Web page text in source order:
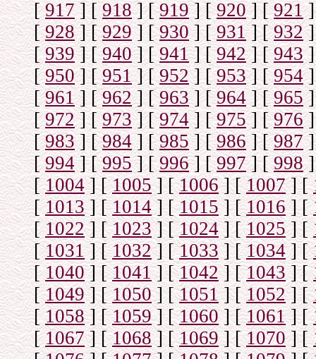
[917] [918] [919] [920] [921]
[928] [929] [930] [931] [932]
[ 939] [940] [941] [942] [943]
[950] [951] [952] [953] [954]
[961] [962] [963] [964] [965]
[972] [973] [974] [975] [976]
[983] [984] [985] [986] [987]
[994] [995] [996] [997] [998]
[1004] [1005] [1006] [1007] [
[1013] [1014] [1015 ] [1016] [
[1022] [1023] [1024] [1025] [
[1031] [1032] [1033] [1034] [
[1040] [1041] [1042] [1043] [
[1049] [1050] [1051] [1052] [
[1058] [1059] [1060] [1061] [
[1067] [1068] [1069] [1070] [